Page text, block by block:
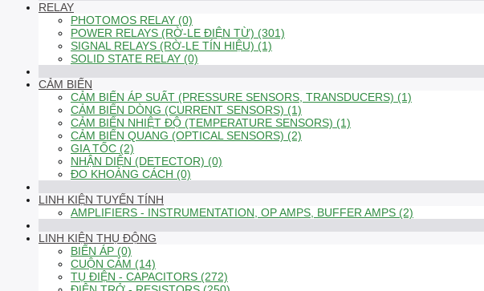
RELAY
PHOTOMOS RELAY (0)
POWER RELAYS (RỜ-LE ĐIỆN TỪ) (301)
SIGNAL RELAYS (RỜ-LE TÍN HIỆU) (1)
SOLID STATE RELAY (0)
CẢM BIẾN
CẢM BIẾN ÁP SUẤT (PRESSURE SENSORS, TRANSDUCERS) (1)
CẢM BIẾN DÒNG (CURRENT SENSORS) (1)
CẢM BIẾN NHIỆT ĐỘ (TEMPERATURE SENSORS) (1)
CẢM BIẾN QUANG (OPTICAL SENSORS) (2)
GIA TỐC (2)
NHẬN DIỆN (DETECTOR) (0)
ĐO KHOẢNG CÁCH (0)
LINH KIỆN TUYẾN TÍNH
AMPLIFIERS - INSTRUMENTATION, OP AMPS, BUFFER AMPS (2)
LINH KIỆN THỤ ĐỘNG
BIẾN ÁP (0)
CUỘN CẢM (14)
TỤ ĐIỆN - CAPACITORS (272)